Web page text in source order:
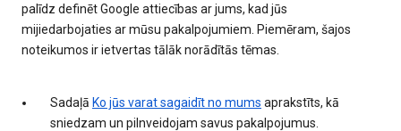
palīdz definēt Google attiecības ar jums, kad jūs
mijiedarbojaties ar mūsu pakalpojumiem. Piemēram, šajos
noteikumos ir ietvertas tālāk norādītās tēmas.
Sadaļā Ko jūs varat sagaidīt no mums aprakstīts, kā
sniedzam un pilnveidojam savus pakalpojumus.